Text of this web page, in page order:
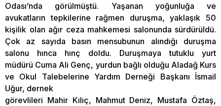
Odası’nda görülmüştü. Yaşanan yoğunluğa ve
avukatların tepkilerine rağmen duruşma, yaklaşık 50
kişilik olan ağır ceza mahkemesi salonunda sürdürüldü.
Çok az sayıda basın mensubunun alındığı duruşma
salonu hınca hınç doldu. Duruşmaya tutuklu yurt
müdürü Cuma Ali Genç, yurdun bağlı olduğu Aladağ Kurs
ve Okul Talebelerine Yardım Derneği Başkanı İsmail
Uğur, dernek
görevlileri Mahir Kılıç, Mahmut Deniz, Mustafa Öztaş,